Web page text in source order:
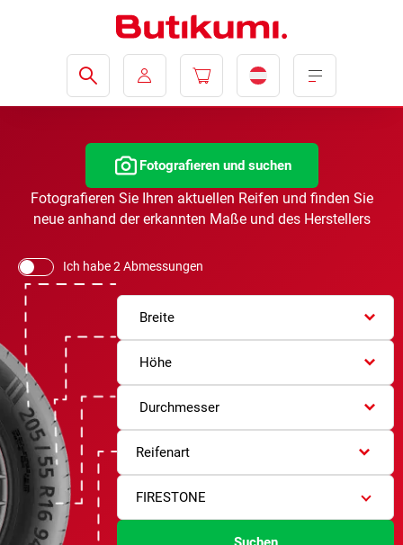
Fotografieren und suchen
Fotografieren Sie Ihren aktuellen Reifen und finden Sie
neue anhand der erkannten Maße und des Herstellers
Ich habe 2 Abmessungen
Breite
Höhe
Durchmesser
Reifenart
FIRESTONE